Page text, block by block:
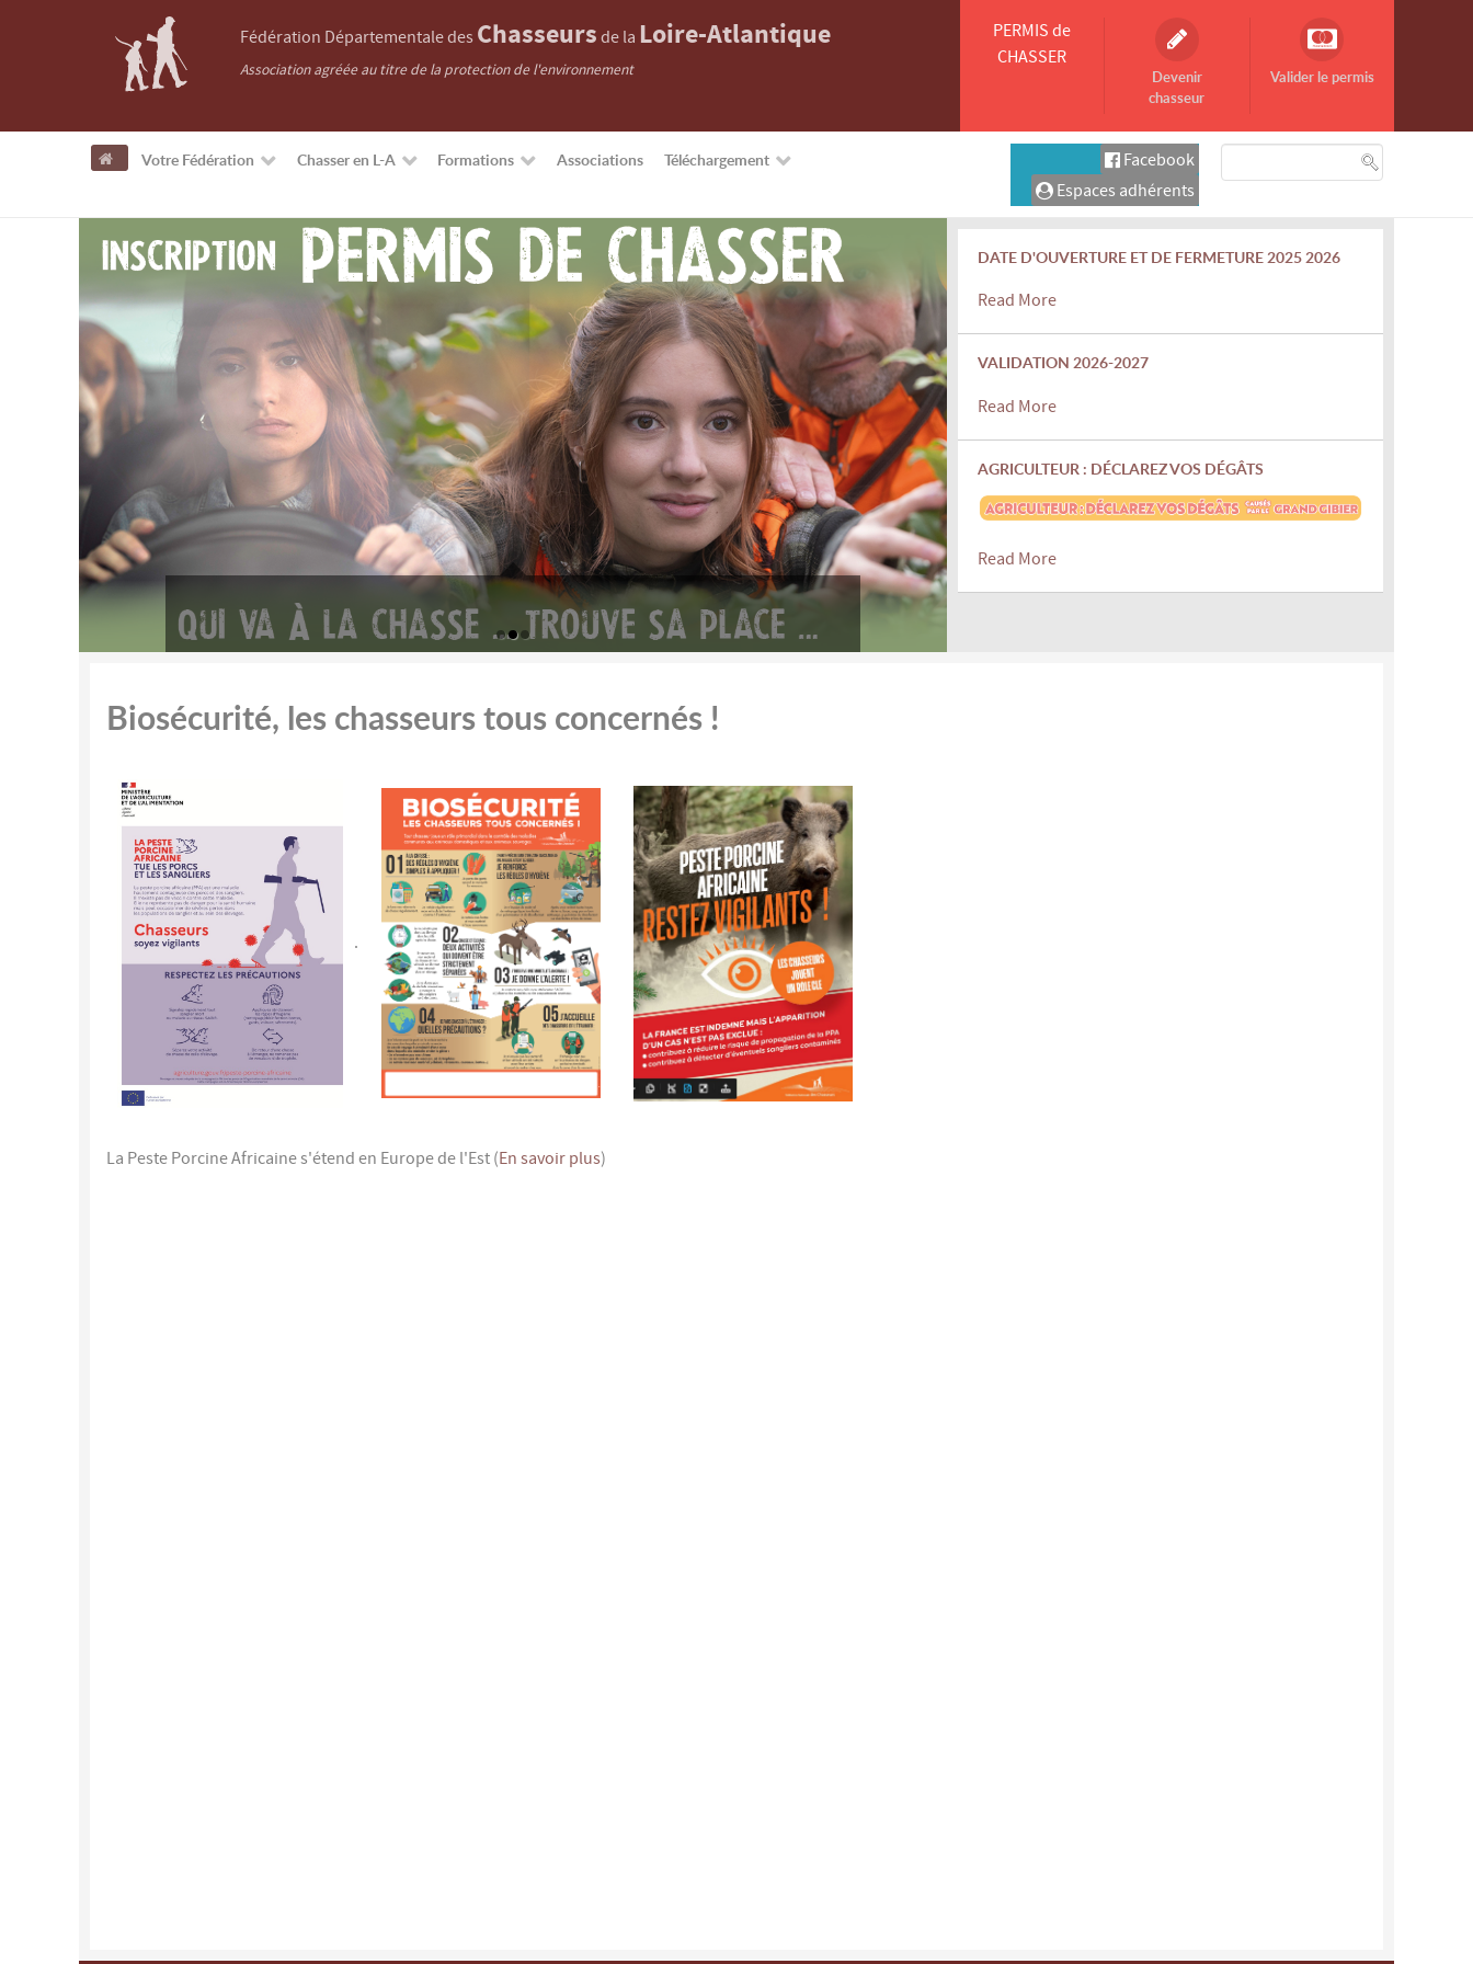
Fédération Départementale des Chasseurs de la Loire-Atlantique
Association agréée au titre de la protection de l'environnement
PERMIS de
CHASSER
Devenir
chasseur
Valider le permis
Votre Fédération Chasser en L-A Formations Associations Téléchargement
Facebook
Espaces adhérents
DATE D'OUVERTURE ET DE FERMETURE 2025 2026
Read More
VALIDATION 2026-2027
Read More
AGRICULTEUR : DÉCLAREZ VOS DÉGÂTS
Read More
Biosécurité, les chasseurs tous concernés !
.
La Peste Porcine Africaine s'étend en Europe de l'Est (En savoir plus)